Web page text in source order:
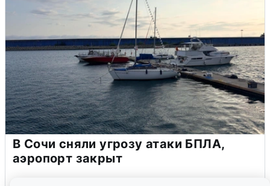
В Сочи сняли угрозу атаки БПЛА,
аэропорт закрыт